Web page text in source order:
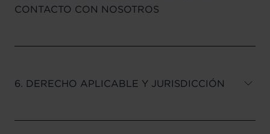
CONTACTO CON NOSOTROS
6. DERECHO APLICABLE Y JURISDICCIÓN